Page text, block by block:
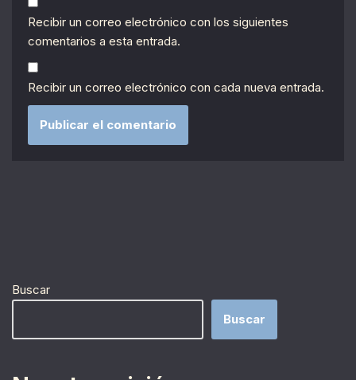
Recibir un correo electrónico con los siguientes
comentarios a esta entrada.
Recibir un correo electrónico con cada nueva entrada.
Buscar
Buscar